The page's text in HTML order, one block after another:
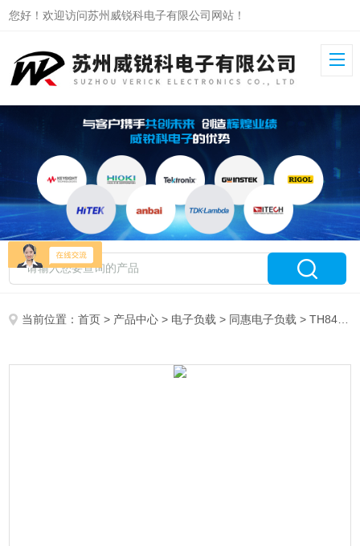
您好！欢迎访问苏州威锐科电子有限公司网站！
当前位置：首页 > 产品中心 > 电子负载 > 同惠电子负载 > TH8402可编程直流电子负载